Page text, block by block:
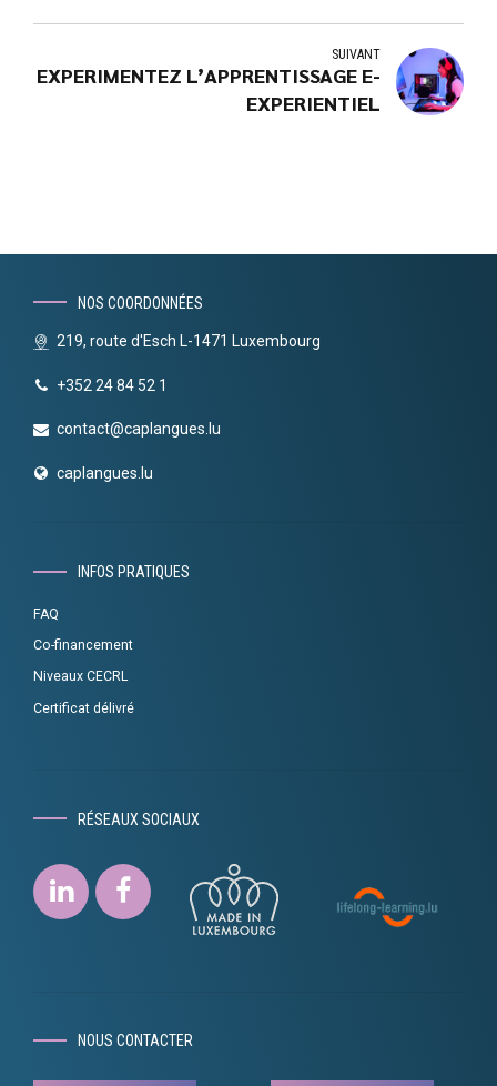
SUIVANT
EXPERIMENTEZ L’APPRENTISSAGE E-
EXPERIENTIEL
NOS COORDONNÉES
219, route d'Esch L-1471 Luxembourg
+352 24 84 52 1
contact@caplangues.lu
caplangues.lu
INFOS PRATIQUES
FAQ
Co-financement
Niveaux CECRL
Certificat délivré
RÉSEAUX SOCIAUX
NOUS CONTACTER